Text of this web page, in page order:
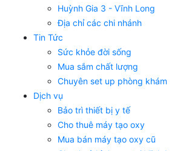
Huỳnh Gia 3 - Vĩnh Long
Địa chỉ các chi nhánh
Tin Tức
Sức khỏe đời sống
Mua sắm chất lượng
Chuyên set up phòng khám
Dịch vụ
Bảo trì thiết bị y tế
Cho thuê máy tạo oxy
Mua bán máy tạo oxy cũ